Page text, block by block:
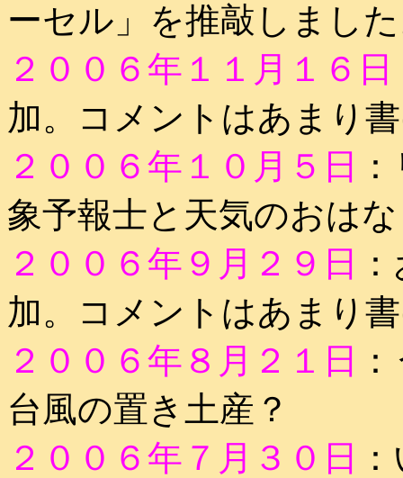
ーセル」を推敲しまし
２００６年１１月１６日
加。コメントはあまり
２００６年１０月５日
象予報士と天気のおは
２００６年９月２９日
加。コメントはあまり
２００６年８月２１日
台風の置き土産？
２００６年７月３０日